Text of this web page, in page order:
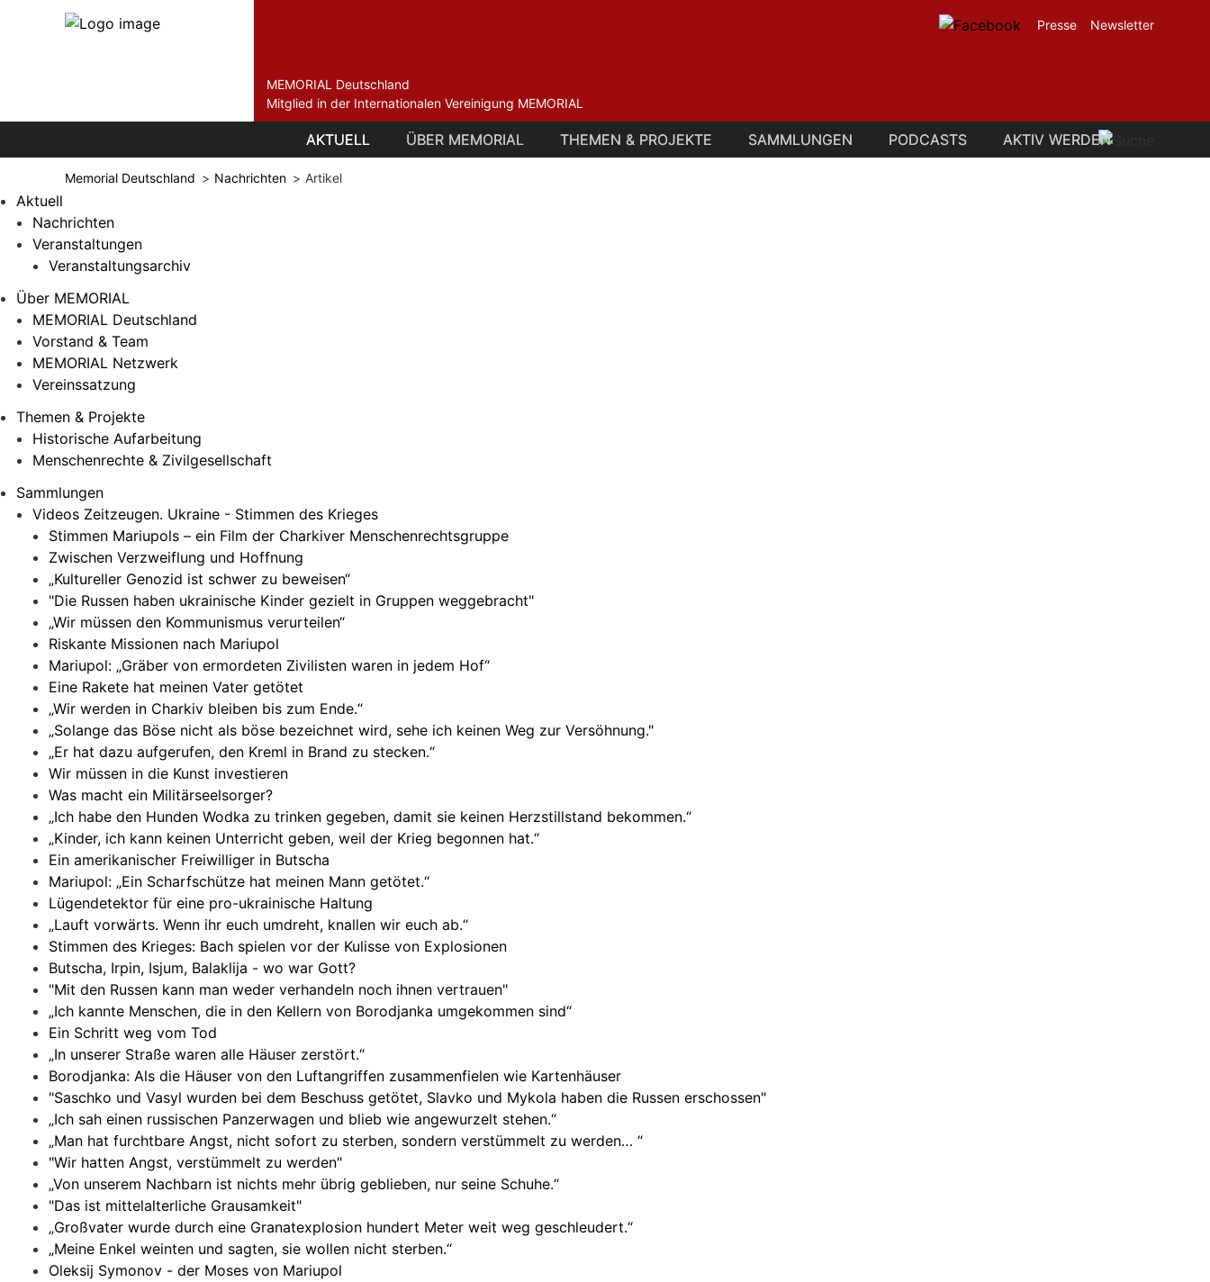
Navigation
überspringen
AKTUELL ÜBER MEMORIAL THEMEN & PROJEKTE SAMMLUNGEN PODCASTS AKTIV WERDEN
MEMORIAL Deutschland
Mitglied in der Internationalen Vereinigung MEMORIAL
Presse Newsletter
Navigation
überspringen
AKTUELL ÜBER MEMORIAL THEMEN & PROJEKTE SAMMLUNGEN PODCASTS AKTIV WERDEN
Memorial Deutschland Nachrichten Artikel
Aktuell
Nachrichten
Veranstaltungen
Veranstaltungsarchiv
Über MEMORIAL
MEMORIAL Deutschland
Vorstand & Team
MEMORIAL Netzwerk
Vereinssatzung
Themen & Projekte
Historische Aufarbeitung
Menschenrechte & Zivilgesellschaft
Sammlungen
Videos Zeitzeugen. Ukraine - Stimmen des Krieges
Stimmen Mariupols – ein Film der Charkiver Menschenrechtsgruppe
Zwischen Verzweiflung und Hoffnung
„Kultureller Genozid ist schwer zu beweisen“
"Die Russen haben ukrainische Kinder gezielt in Gruppen weggebracht"
„Wir müssen den Kommunismus verurteilen“
Riskante Missionen nach Mariupol
Mariupol: „Gräber von ermordeten Zivilisten waren in jedem Hof“
Eine Rakete hat meinen Vater getötet
„Wir werden in Charkiv bleiben bis zum Ende.“
„Solange das Böse nicht als böse bezeichnet wird, sehe ich keinen Weg zur Versöhnung."
„Er hat dazu aufgerufen, den Kreml in Brand zu stecken.“
Wir müssen in die Kunst investieren
Was macht ein Militärseelsorger?
„Ich habe den Hunden Wodka zu trinken gegeben, damit sie keinen Herzstillstand bekommen.“
„Kinder, ich kann keinen Unterricht geben, weil der Krieg begonnen hat.“
Ein amerikanischer Freiwilliger in Butscha
Mariupol: „Ein Scharfschütze hat meinen Mann getötet.“
Lügendetektor für eine pro-ukrainische Haltung
„Lauft vorwärts. Wenn ihr euch umdreht, knallen wir euch ab.“
Stimmen des Krieges: Bach spielen vor der Kulisse von Explosionen
Butscha, Irpin, Isjum, Balaklija - wo war Gott?
"Mit den Russen kann man weder verhandeln noch ihnen vertrauen"
„Ich kannte Menschen, die in den Kellern von Borodjanka umgekommen sind“
Ein Schritt weg vom Tod
„In unserer Straße waren alle Häuser zerstört.“
Borodjanka: Als die Häuser von den Luftangriffen zusammenfielen wie Kartenhäuser
"Saschko und Vasyl wurden bei dem Beschuss getötet, Slavko und Mykola haben die Russen erschossen"
„Ich sah einen russischen Panzerwagen und blieb wie angewurzelt stehen.“
„Man hat furchtbare Angst, nicht sofort zu sterben, sondern verstümmelt zu werden… “
"Wir hatten Angst, verstümmelt zu werden"
„Von unserem Nachbarn ist nichts mehr übrig geblieben, nur seine Schuhe.“
"Das ist mittelalterliche Grausamkeit"
„Großvater wurde durch eine Granatexplosion hundert Meter weit weg geschleudert.“
„Meine Enkel weinten und sagten, sie wollen nicht sterben.“
Oleksij Symonov - der Moses von Mariupol